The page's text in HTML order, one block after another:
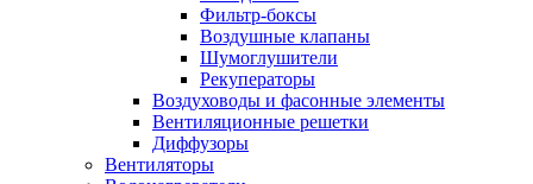
Фильтр-боксы
Воздушные клапаны
Шумоглушители
Рекуператоры
Воздуховоды и фасонные элементы
Вентиляционные решетки
Диффузоры
Вентиляторы